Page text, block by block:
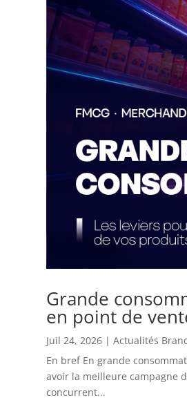
Grande
en point de
Juil 24, 2026 |Actualités
En bref En grande
avoir la meilleure campagne
concurrent...